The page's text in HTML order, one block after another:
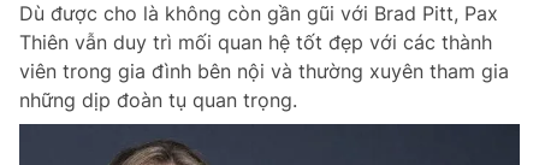
Chuyên mục khác
Chào ngày mới Tin 24h
Tin đã lưu
Tin đã xem
Đăng xuất
Dù được cho là không còn gần gũi với Brad Pitt, Pax
Thiên vẫn duy trì mối quan hệ tốt đẹp với các thành
viên trong gia đình bên nội và thường xuyên tham gia
những dịp đoàn tụ quan trọng.